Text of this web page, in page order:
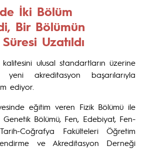
İki Bölüm
Bir Bölümün
Uzatıldı
ulusal standartların üzerine
yeni akreditasyon başarılarıyla
ediyor.
eğitim veren Fizik Bölümü ile
Bölümü, Fen, Edebiyat, Fen-
Coğrafya Fakülteleri Öğretim
ve Akreditasyon Derneği